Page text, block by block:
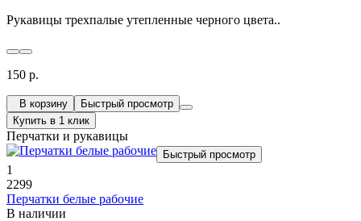
Рукавицы трехпалые утепленные черного цвета..
150 р.
В корзину
Быстрый просмотр
Купить в 1 клик
Перчатки и рукавицы
Быстрый просмотр
1
2299
Перчатки белые рабочие
В наличии